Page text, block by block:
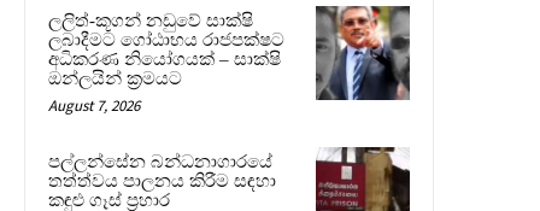
ලලිත්-කූගන් නඩුවේ සාක්ෂි
ලබාදීමට ගෝඨාභය රාජපක්ෂට
අධිකරණ නියෝගයක් – සාක්ෂි
ඔන්ලයින් ක්‍රමයට
August 7, 2026
පල්ලන්සේන බන්ධනාගාරයේ
තත්ත්වය පාලනය කිරීම සඳහා
කඳුළු ගෑස් ප්‍රහාර